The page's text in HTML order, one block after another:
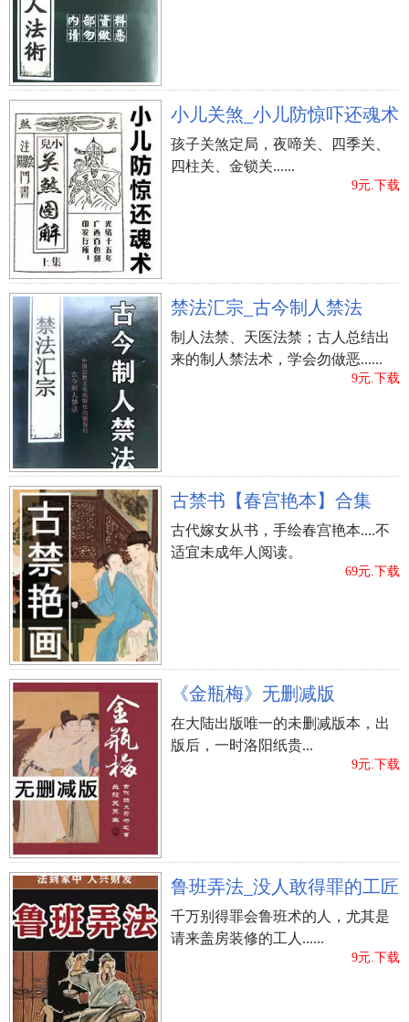
功的标志，总之，对于女生来说，胳膊上有痣的
人，命运是很好的。
胳膊有痣代表什么
长在胳膊的外侧的痣，距肩膀有5个指头的位置，这
颗痣不论经营哪种事业都不会失败。
长在肩膀头部的区域的痣，有这颗痣的人，无论男
女皆主做事顺遂，一生很少经历波折，子孙多福。
长在胳膊弯外衅骨的地方的痣。这颗痣的主人谋事
不成，由于阻力多工作事倍功半，财源不足，体弱
多病。
长在胳膊背的痣，无论前后左右，一生的钱财左手
来右手去，存不住钱财，虽是不善理财，但通常都
有特殊才艺技能。
长在胳膊弯寸关上的痣。长了这颗痣的人多才多
艺，聪明伶俐，做事懂得迂回，手腕很强。
长在胳膊腹外侧，下面一寸的地方的痣。这颗痣代
表此人锦衣玉食，手中钱财不断。
长在胳膊臂中间的外侧的痣。长了这颗痣的女人桃
花少，为情所困；长了这颗痣的男人招花引蝶，滥
桃花一大把。
长在胳膊外侧，随机应变：在上胳膊外侧有痣的人
头脑反应很快，任何事情发生都能够做即时的处
理。
面相 痣的位置与命运
男生长杏眼真的好么
小儿关煞_小儿防惊吓还魂术
孩子关煞定局，夜啼关、四季关、
四柱关、金锁关......
9元.下载
禁法汇宗_古今制人禁法
制人法禁、天医法禁；古人总结出
来的制人禁法术，学会勿做恶......
9元.下载
古禁书【春宫艳本】合集
古代嫁女从书，手绘春宫艳本....不
适宜未成年人阅读。
69元.下载
《金瓶梅》无删减版
在大陆出版唯一的未删减版本，出
版后，一时洛阳纸贵...
9元.下载
鲁班弄法_没人敢得罪的工匠
千万别得罪会鲁班术的人，尤其是
请来盖房装修的工人......
9元.下载